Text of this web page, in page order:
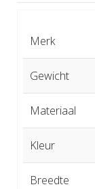
Merk
Gewicht
Materiaal
Kleur
Breedte